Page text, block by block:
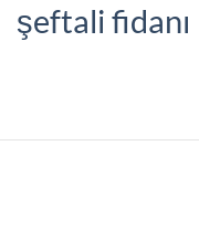
şeftali fidanı